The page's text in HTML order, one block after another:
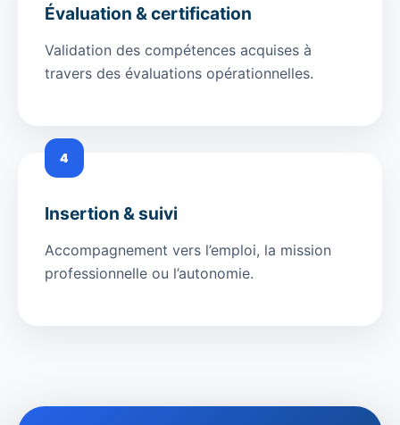
Évaluation & certification
Validation des compétences acquises à
travers des évaluations opérationnelles.
4
Insertion & suivi
Accompagnement vers l’emploi, la mission
professionnelle ou l’autonomie.